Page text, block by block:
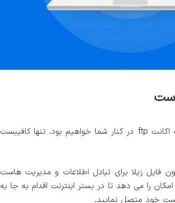
در این مطلب از بلاگ ماهان سرور با آموزش حل مشکل اتصال فایل زیلا به اکانت ftp در کنار شما خواهیم بود. تنها کافیبست
فایل زیلا برای تبادل اطلاعات و مدیریت هاست
را می دهد تا در بستر اینترنت اقدام به جا به
هاست خود متصل نمایید.